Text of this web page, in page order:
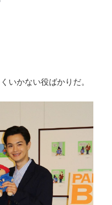
いかない役ばかりだ。